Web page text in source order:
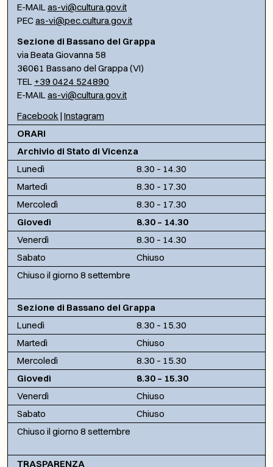
E-MAILas-vi@cultura.gov.it
PECas-vi@pec.cultura.gov.it
Sezione di Bassano del Grappa
via Beata Giovanna 58
36061 Bassano del Grappa (VI)
TEL +39 0424 524890
E-MAILas-vi@cultura.gov.it
Facebook | Instagram
ORARI
Archivio di Stato di Vicenza
Lunedì
8.30 – 14.30
Martedì
8.30 – 17.30
Mercoledì
8.30 – 17.30
Giovedì
8.30 – 14.30
Venerdì
8.30 – 14.30
Sabato
Chiuso
Chiuso il giorno 8 settembre
Sezione di Bassano del Grappa
Lunedì
8.30 – 15.30
Martedì
Chiuso
Mercoledì
8.30 – 15.30
Giovedì
8.30 – 15.30
Venerdì
Chiuso
Sabato
Chiuso
Chiuso il giorno 8 settembre
TRASPARENZA